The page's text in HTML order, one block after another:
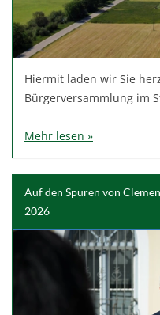
Hiermit laden wir Sie
Bürgerversammlung im
Mehr lesen »
Auf den Spuren von
2026